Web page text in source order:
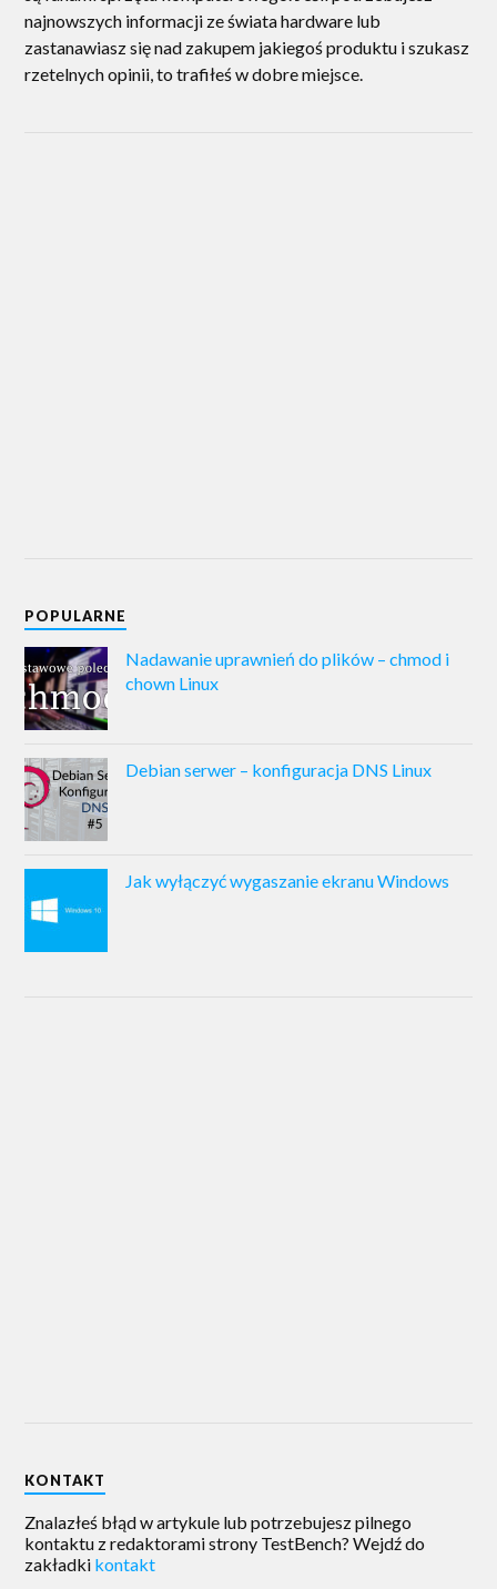
najnowszych informacji ze świata hardware lub
zastanawiasz się nad zakupem jakiegoś produktu i szukasz
rzetelnych opinii, to trafiłeś w dobre miejsce.
POPULARNE
Nadawanie uprawnień do plików – chmod i
chown Linux
Debian serwer – konfiguracja DNS Linux
Jak wyłączyć wygaszanie ekranu Windows
KONTAKT
Znalazłeś błąd w artykule lub potrzebujesz pilnego
kontaktu z redaktorami strony TestBench? Wejdź do
zakładki kontakt